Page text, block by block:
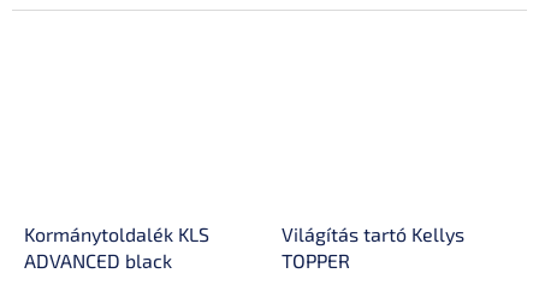
Kormánytoldalék KLS
ADVANCED black
Világítás tartó Kellys
TOPPER